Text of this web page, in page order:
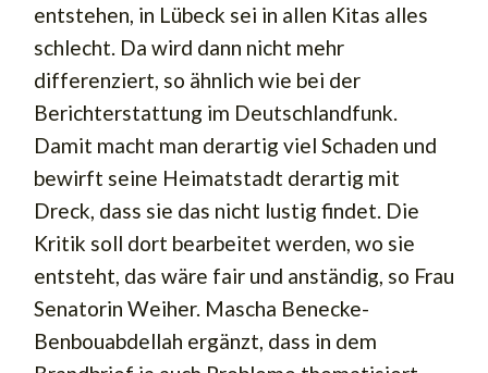
entstehen, in Lübeck sei in allen Kitas alles
schlecht. Da wird dann nicht mehr
differenziert, so ähnlich wie bei der
Berichterstattung im Deutschlandfunk.
Damit macht man derartig viel Schaden und
bewirft seine Heimatstadt derartig mit
Dreck, dass sie das nicht lustig findet. Die
Kritik soll dort bearbeitet werden, wo sie
entsteht, das wäre fair und anständig, so Frau
Senatorin Weiher. Mascha Benecke-
Benbouabdellah ergänzt, dass in dem